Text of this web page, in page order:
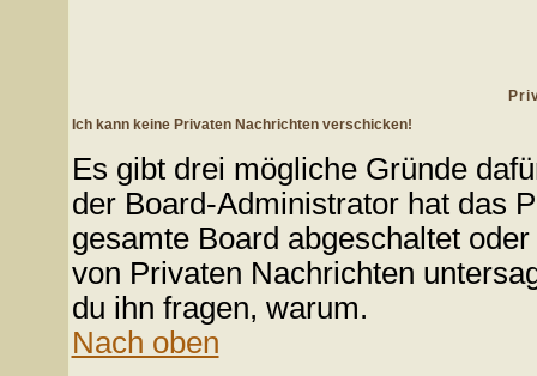
Ich kann keine Privaten Nachrichten verschicken!
Es gibt drei mögliche Gründe
der Board-Administrator hat das
gesamte Board abgeschaltet
von Privaten Nachrichten
du ihn fragen, warum.
Nach oben